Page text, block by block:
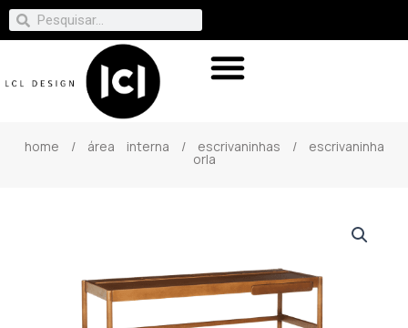
home / área interna / escrivaninhas / escrivaninha
orla